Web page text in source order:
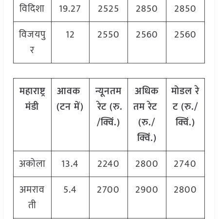
विदिशा
19.27 2525 2850
2850
विजयपु
र
12 2550 2560 2560
महाराष्ट्र
मंडी
आवक
(टन में)
न्यूनतम
रेट(रु.
/क्विं.)
अधिक
तमरेट
(रु./
क्विं.)
मोडलरे
ट (रु./
क्विं.)
अकोला 13.4 2240 2800
2740
अमराव
ती
5.4 2700 2900 2800